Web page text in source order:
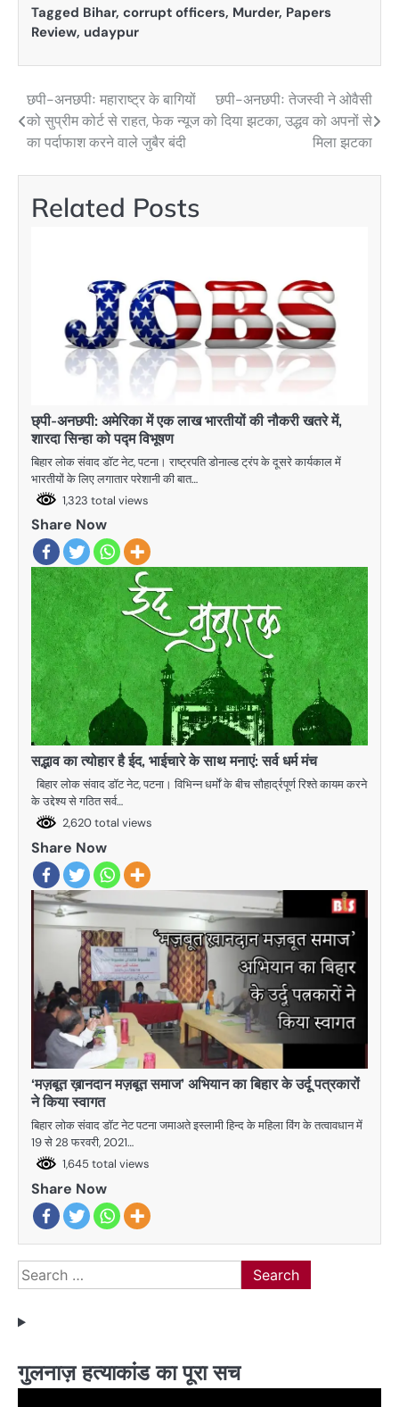
Tagged Bihar, corrupt officers, Murder, Papers
Review, udaypur
Post
navigation
छपी-अनछपीः महाराष्ट्र के बागियों
को सुप्रीम कोर्ट से राहत, फेक न्यूज
का पर्दाफाश करने वाले जुबैर बंदी
छपी-अनछपीः तेजस्वी ने ओवैसी
को दिया झटका, उद्धव को अपनों से
मिला झटका
Related Posts
छ्पी-अनछपी: अमेरिका में एक लाख भारतीयों की नौकरी खतरे में,
शारदा सिन्हा को पद्म विभूषण
बिहार लोक संवाद डॉट नेट, पटना। राष्ट्रपति डोनाल्ड ट्रंप के दूसरे कार्यकाल में
भारतीयों के लिए लगातार परेशानी की बात…
1,323 total views
Share Now
सद्भाव का त्योहार है ईद, भाईचारे के साथ मनाएं: सर्व धर्म मंच
बिहार लोक संवाद डॉट नेट, पटना। विभिन्न धर्माें के बीच सौहार्द्रपूर्ण रिश्ते कायम करने
के उद्देश्य से गठित सर्व…
2,620 total views
Share Now
‘मज़बूत ख़ानदान मज़बूत समाज’ अभियान का बिहार के उर्दू पत्रकारों
ने किया स्वागत
बिहार लोक संवाद डाॅट नेट पटना जमाअते इस्लामी हिन्द के महिला विंग के तत्वावधान में
19 से 28 फरवरी, 2021…
1,645 total views
Share Now
Search
for:
गुलनाज़ हत्याकांड का पूरा सच